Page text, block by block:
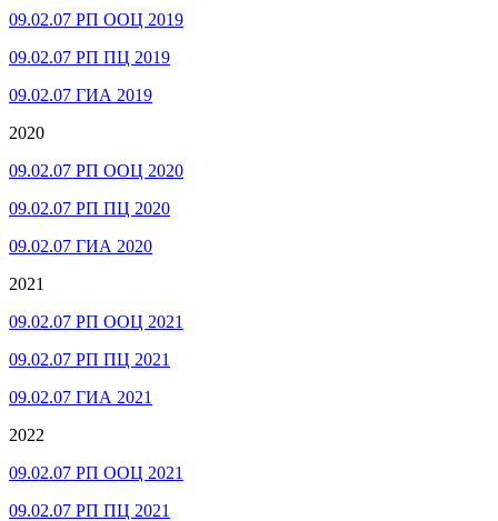
09.02.07 РП ООЦ 2019
09.02.07 РП ПЦ 2019
09.02.07 ГИА 2019
2020
09.02.07 РП ООЦ 2020
09.02.07 РП ПЦ 2020
09.02.07 ГИА 2020
2021
09.02.07 РП ООЦ 2021
09.02.07 РП ПЦ 2021
09.02.07 ГИА 2021
2022
09.02.07 РП ООЦ 2021
09.02.07 РП ПЦ 2021